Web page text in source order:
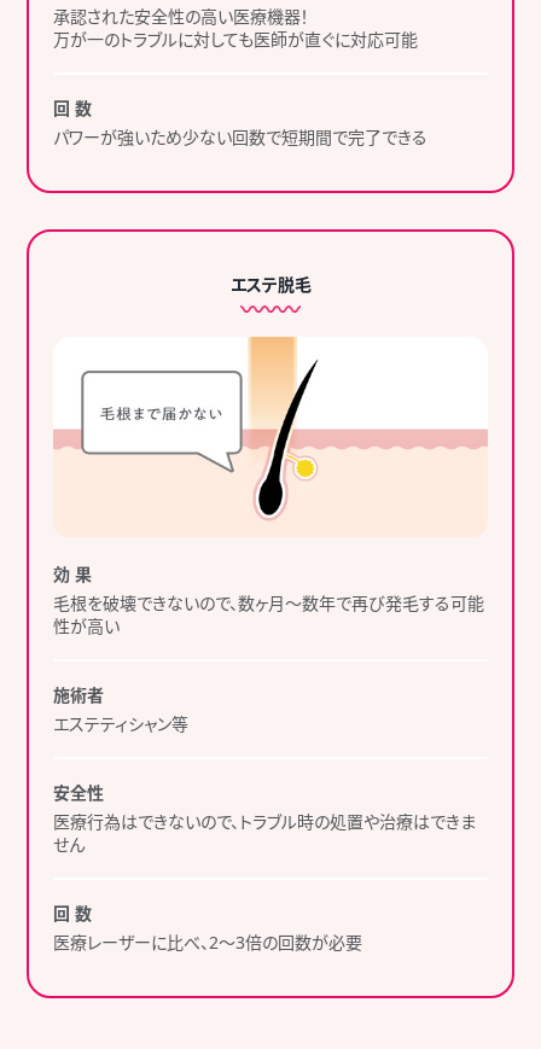
承認された安全性の高い医療機器！
万が一のトラブルに対しても医師が直ぐに対応可能
回 数
パワーが強いため少ない回数で短期間で完了できる
エステ脱毛
効 果
毛根を破壊できないので、数ヶ月～数年で再び発毛する可能
性が高い
施術者
エステティシャン等
安全性
医療行為はできないので、トラブル時の処置や治療はできま
せん
回 数
医療レーザーに比べ、2～3倍の回数が必要